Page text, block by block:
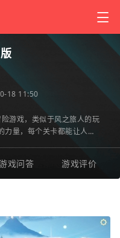
18 11:50
游戏，类似于风之旅人的玩
力量，每个关卡都能让人懂
戏问答 游戏评价